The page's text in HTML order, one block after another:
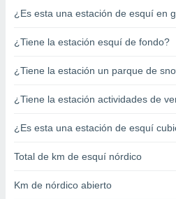
un
datos
¿Es esta una estación de esquí en
¿Tiene la estación esquí de fondo?
¿Tiene la estación un parque de
¿Tiene la estación actividades de
¿Es esta una estación de esquí
Total de km de esquí nórdico
Km de nórdico abierto